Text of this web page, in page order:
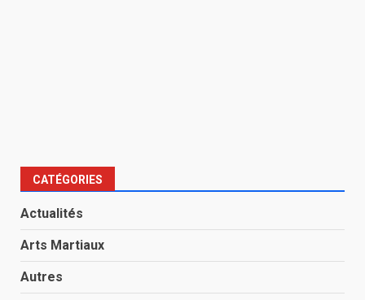
CATÉGORIES
Actualités
Arts Martiaux
Autres